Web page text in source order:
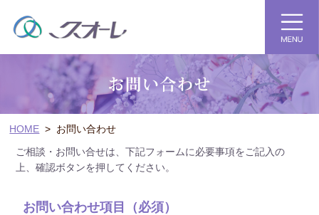
HOME > お問い合わせ
ご相談・お問い合せは、下記フォームに必要事項をご記入の
上、確認ボタンを押してください。
お問い合わせ項目（必須）